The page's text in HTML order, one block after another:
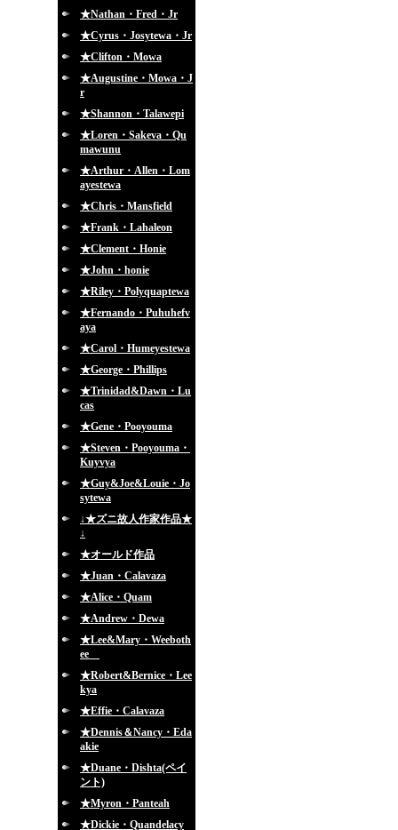
★Nathan・Fred・Jr
★Cyrus・Josytewa・Jr
★Clifton・Mowa
★Augustine・Mowa・J
r
★Shannon・Talawepi
★Loren・Sakeva・Qu
mawunu
★Arthur・Allen・Lom
ayestewa
★Chris・Mansfield
★Frank・Lahaleon
★Clement・Honie
★John・honie
★Riley・Polyquaptewa
★Fernando・Puhuhefv
aya
★Carol・Humeyestewa
★George・Phillips
★Trinidad&Dawn・Lu
cas
★Gene・Pooyouma
★Steven・Pooyouma・
Kuyvya
★Guy&Joe&Louie・Jo
sytewa
↓★ズニ故人作家作品★
↓
★オールド作品
★Juan・Calavaza
★Alice・Quam
★Andrew・Dewa
★Lee&Mary・Weeboth
ee
★Robert&Bernice・Lee
kya
★Effie・Calavaza
★Dennis＆Nancy・Eda
akie
★Duane・Dishta(ペイ
ント)
★Myron・Panteah
★Dickie・Quandelacy